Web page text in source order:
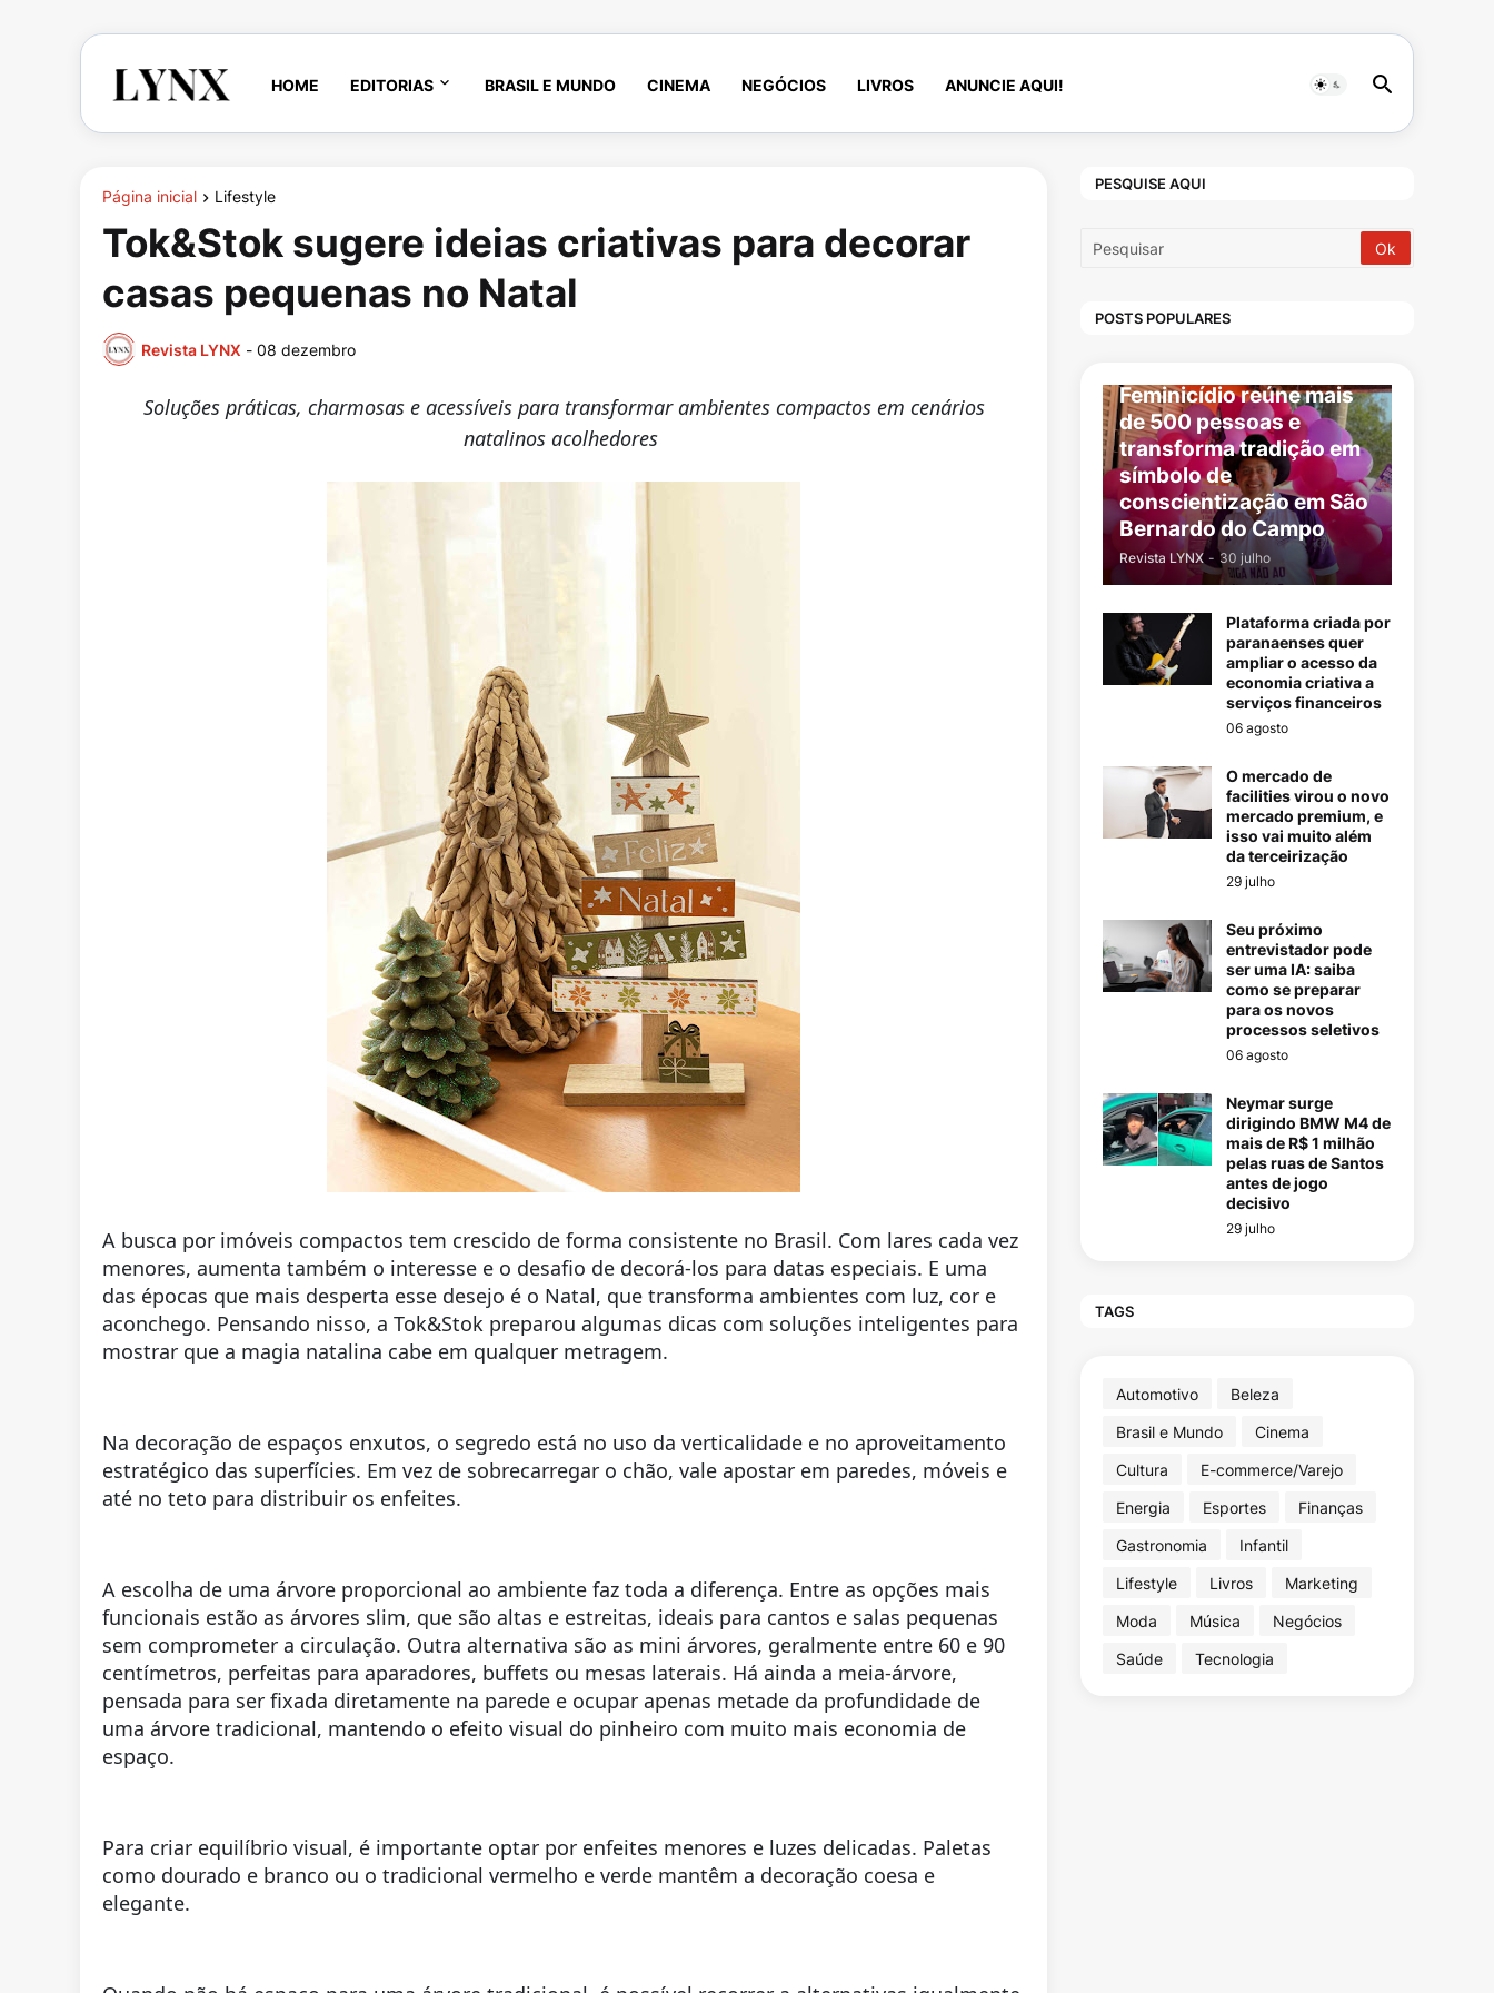
HOME EDITORIAS BRASIL E MUNDO CINEMA NEGÓCIOS LIVROS ANUNCIE AQUI!
Página inicial Lifestyle
Tok&Stok sugere ideias criativas para decorar
casas pequenas no Natal
Revista LYNX - 08 dezembro
Soluções práticas, charmosas e acessíveis para transformar ambientes compactos em cenários
natalinos acolhedores
A busca por imóveis compactos tem crescido de forma consistente no Brasil. Com lares cada vez
menores, aumenta também o interesse e o desafio de decorá-los para datas especiais. E uma
das épocas que mais desperta esse desejo é o Natal, que transforma ambientes com luz, cor e
aconchego. Pensando nisso, a Tok&Stok preparou algumas dicas com soluções inteligentes para
mostrar que a magia natalina cabe em qualquer metragem.
Na decoração de espaços enxutos, o segredo está no uso da verticalidade e no aproveitamento
estratégico das superfícies. Em vez de sobrecarregar o chão, vale apostar em paredes, móveis e
até no teto para distribuir os enfeites.
A escolha de uma árvore proporcional ao ambiente faz toda a diferença. Entre as opções mais
funcionais estão as árvores slim, que são altas e estreitas, ideais para cantos e salas pequenas
sem comprometer a circulação. Outra alternativa são as mini árvores, geralmente entre 60 e 90
centímetros, perfeitas para aparadores, buffets ou mesas laterais. Há ainda a meia-árvore,
pensada para ser fixada diretamente na parede e ocupar apenas metade da profundidade de
uma árvore tradicional, mantendo o efeito visual do pinheiro com muito mais economia de
espaço.
Para criar equilíbrio visual, é importante optar por enfeites menores e luzes delicadas. Paletas
como dourado e branco ou o tradicional vermelho e verde mantêm a decoração coesa e
elegante.
PESQUISE AQUI
POSTS POPULARES
Feminicídio reúne mais
de 500 pessoas e
transforma tradição em
símbolo de
conscientização em São
Bernardo do Campo
Revista LYNX - 30 julho
Plataforma criada por
paranaenses quer
ampliar o acesso da
economia criativa a
serviços financeiros
06 agosto
O mercado de
facilities virou o novo
mercado premium, e
isso vai muito além
da terceirização
29 julho
Seu próximo
entrevistador pode
ser uma IA: saiba
como se preparar
para os novos
processos seletivos
06 agosto
Neymar surge
dirigindo BMW M4 de
mais de R$ 1 milhão
pelas ruas de Santos
antes de jogo
decisivo
29 julho
TAGS
Automotivo
Beleza
Brasil e Mundo
Cinema
Cultura
E-commerce/Varejo
Energia
Esportes
Finanças
Gastronomia
Infantil
Lifestyle
Livros
Marketing
Moda
Música
Negócios
Saúde
Tecnologia